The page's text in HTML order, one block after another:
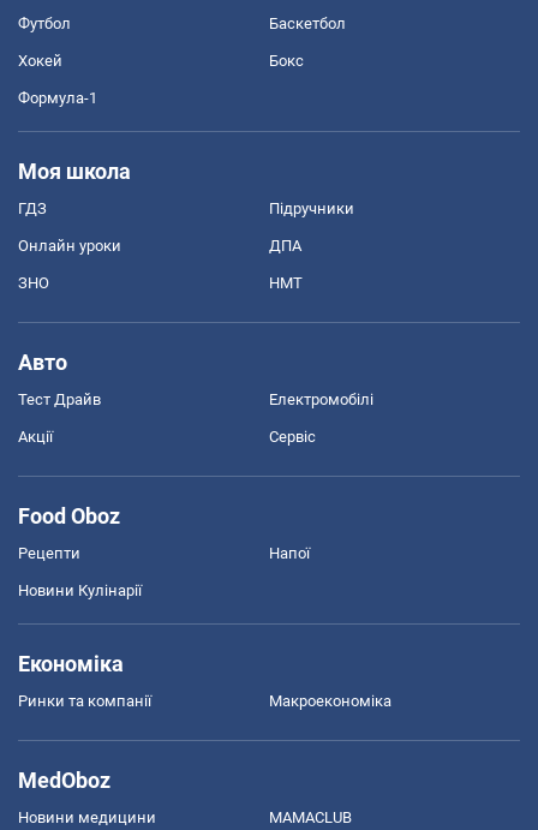
Футбол Баскетбол
Хокей Бокс
Формула-1
Моя школа
ГДЗ Підручники
Онлайн уроки ДПА
ЗНО НМТ
Авто
Тест Драйв Електромобілі
Акції Сервіс
Food Oboz
Рецепти Напої
Новини Кулінарії
Економіка
Ринки та компанії Макроекономіка
MedOboz
Новини медицини MAMACLUB